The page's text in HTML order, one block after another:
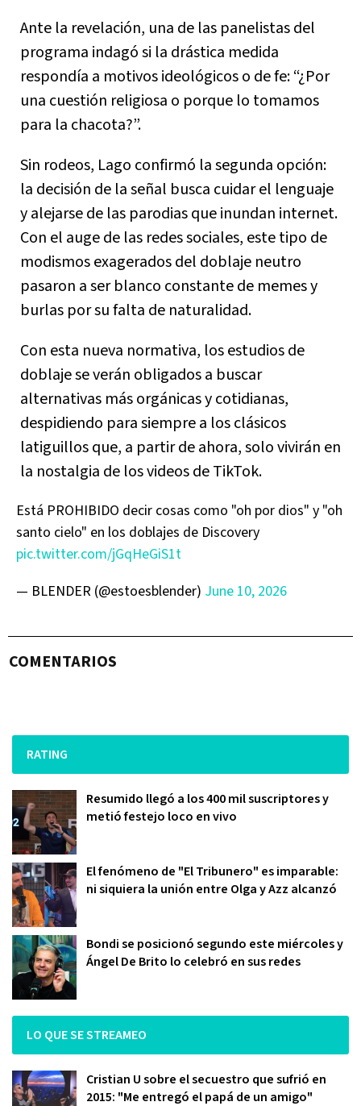
Ante la revelación, una de las panelistas del
programa indagó si la drástica medida
respondía a motivos ideológicos o de fe: “¿Por
una cuestión religiosa o porque lo tomamos
para la chacota?”.
Sin rodeos, Lago confirmó la segunda opción:
la decisión de la señal busca cuidar el lenguaje
y alejarse de las parodias que inundan internet.
Con el auge de las redes sociales, este tipo de
modismos exagerados del doblaje neutro
pasaron a ser blanco constante de memes y
burlas por su falta de naturalidad.
Con esta nueva normativa, los estudios de
doblaje se verán obligados a buscar
alternativas más orgánicas y cotidianas,
despidiendo para siempre a los clásicos
latiguillos que, a partir de ahora, solo vivirán en
la nostalgia de los videos de TikTok.
Está PROHIBIDO decir cosas como "oh por dios" y "oh
santo cielo" en los doblajes de Discovery
pic.twitter.com/jGqHeGiS1t
— BLENDER (@estoesblender) June 10, 2026
COMENTARIOS
RATING
Resumido llegó a los 400 mil suscriptores y
metió festejo loco en vivo
El fenómeno de "El Tribunero" es imparable:
ni siquiera la unión entre Olga y Azz alcanzó
Bondi se posicionó segundo este miércoles y
Ángel De Brito lo celebró en sus redes
LO QUE SE STREAMEO
Cristian U sobre el secuestro que sufrió en
2015: "Me entregó el papá de un amigo"